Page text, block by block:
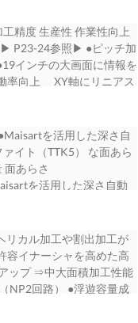
、2019年10月現在の発
ください。 2019年10月
装置、人工衛星、レー
ィーシステム、情報シス
動化対応／放電表面処理 . . .
れた製品力を世界に展開
プ. . . . . . . . . . . . . . . . . . .
ル、高周波素子、光素
. . . . . . . . . . 11 13. ツーリン
. . . . . . . . . . . . . . . . . . . . . . . . .
. . 31 16 液晶テレビ、ルーム
扇風機、換気扇、太陽
精度 . . . . . . . . . . . . . . . . .
. . . . . . . . . . . . . . . 33 機、冷
. . . . . 17 16. 製造拠点／ソリ
仕様です。 C軸/内蔵ス
なります。 SV12P 4加
自動潤滑油装置 加工液
源 700 GV80P 自動昇降
45° 1725 高精度機
蔵スピンドル/自動クラ
盤図とは異なります。●
機械本体（標準仕様）
サブゼロ処理、 寸
Combi ITS COMBI高
） ※1[kg] 安定化処
1～30 [min-1] ●電極材：
スピンドル 電極許容質
プ 回転数 1～1500 [min-
のコンパクトは2.5kg/1
3R EROWA 液面調整
寸法（幅×奥） [mm]
最大寸法（幅×奥×高）
精度 生産性 作業性向上
P23-24参照▶ ●ピッチ加
インチの大画面に情報を
率向上 XY軸にリニアス
作成 コスト削減に貢献
イト電極での ●内蔵され
ューにより、コピーや
液温を『温度表 加工速度
換などを簡単操作 示画
ト、段取り/加工時間を
向上 幅に削減 ●加工液
より条件調整も簡単
管理を加工機 がサポー
ボード画面 夜間のアイド
無 IDPM3 力を削減●機
iQ Care Remote4Uで加
を活用した深さ自
イト（TTK5） な面あら
あらさ
を活用した深さ自動
率を向上させ加工時 面あ
コネクタ 6 機種 SV8P
性向上 電極材 銅タング
微小縮小代の加工におい
加工精度 インコーナ
制御により安定した仕
リカル加工や割出加工が
容イナーシャを高めた高
ップ ⇒中大面積加工性能
NP2回路） ●浮遊容量成